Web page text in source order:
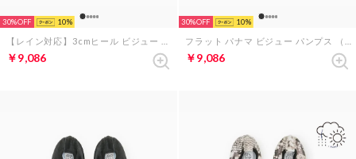
30% 10
￥9,086
30% 10
￥9,086